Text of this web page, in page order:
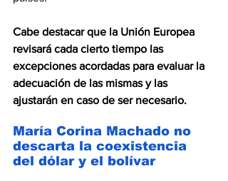
Cabe destacar que la Unión Europea
revisará cada cierto tiempo las
excepciones acordadas para evaluar la
adecuación de las mismas y las
ajustarán en caso de ser necesario.
María Corina Machado no
descarta la coexistencia
del dólar y el bolívar